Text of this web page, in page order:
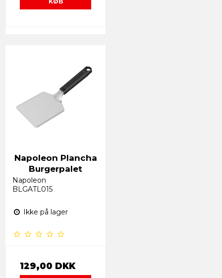
Napoleon Plancha
Burgerpalet
Napoleon
BLGATL015
Ikke på lager
129,00 DKK